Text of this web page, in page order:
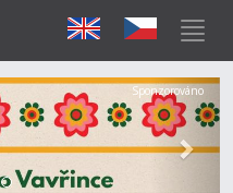
Další
Sponzorováno